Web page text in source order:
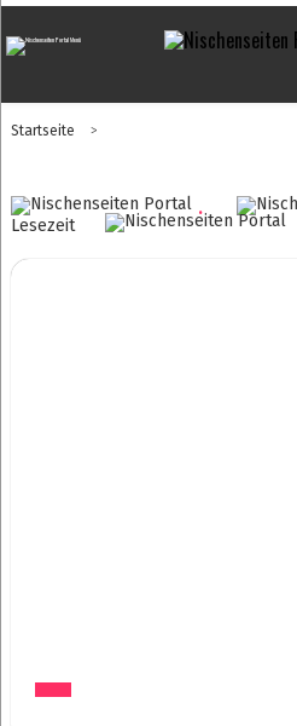
Startseite >
.
Lesezeit